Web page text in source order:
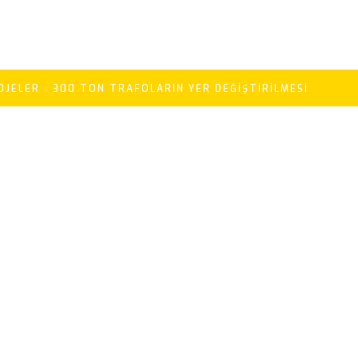
300 TON TRAFOLARIN YER DEĞIŞTIRILMESI